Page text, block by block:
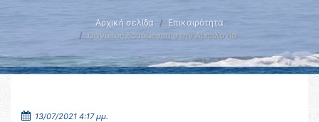
Αρχική σελίδα
Επικαιρότητα
Θάνατος λουόμενου στην Αμφιλοχία …
13/07/2021 4:17 μμ.